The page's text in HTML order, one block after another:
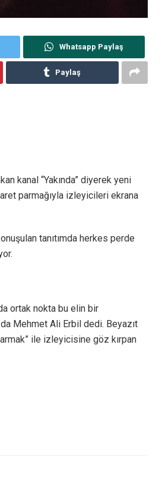
Whatsapp Paylaş
Paylaş
kanal “Yakında” diyerek yeni
parmağıyla izleyicileri ekrana
tanıtımda herkes perde
ortak nokta bu elin bir
Mehmet Ali Erbil dedi. Beyazıt
ile izleyicisine göz kırpan